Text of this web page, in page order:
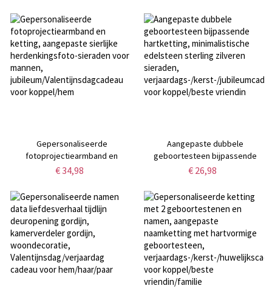
huwelijkscadeau voor
koppels/pasgetrouwden
voor man/hem/vader/vriend
Gepersonaliseerde
fotoprojectiearmband en
ketting, aangepaste sierlijke
mannen,
jubileum/Valentijnsdagcadeau
voor koppel/hem
€ 34,98
Aangepaste dubbele
geboortesteen bijpassende
hartketting, minimalistische
sieraden,
verjaardags-/kerst-/
voor koppel/beste vriendin
€ 26,98